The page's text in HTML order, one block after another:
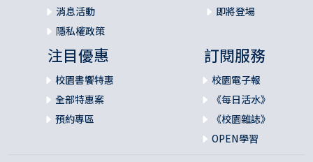
消息活動
隱私權政策
即將登場
注目優惠
校園書饗特惠
全部特惠案
預約專區
訂閱服務
校園電子報
《每日活水》
《校園雜誌》
OPEN學習